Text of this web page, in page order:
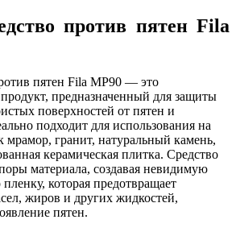
против пятен Fila
пятен Fila MP90 — это
предназначенный для защиты
поверхностей от пятен и
подходит для использования на
мрамор, гранит, натуральный камень,
керамическая плитка. Средство
материала, создавая невидимую
которая предотвращает
жиров и других жидкостей,
пятен.